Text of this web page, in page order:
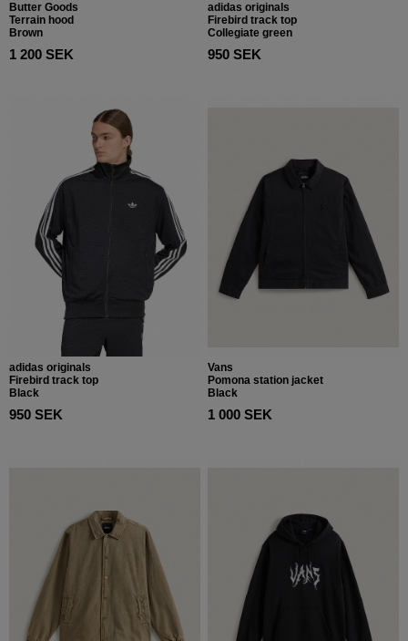
Butter Goods
Terrain hood
Brown
1 200 SEK
adidas originals
Firebird track top
Collegiate green
950 SEK
adidas originals
Firebird track top
Black
950 SEK
Vans
Pomona station jacket
Black
1 000 SEK